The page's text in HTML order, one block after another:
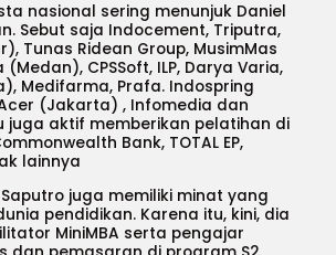
nasional sering menunjuk Daniel
Sebut saja Indocement, Triputra,
Tunas Ridean Group, MusimMas
CPSSoft, ILP, Darya Varia,
Medifarma, Prafa. Indospring
(Jakarta) , Infomedia dan
juga aktif memberikan pelatihan di
Bank, TOTAL EP,
lainnya
Saputro juga memiliki minat yang
pendidikan. Karena itu, kini, dia
MiniMBA serta pengajar